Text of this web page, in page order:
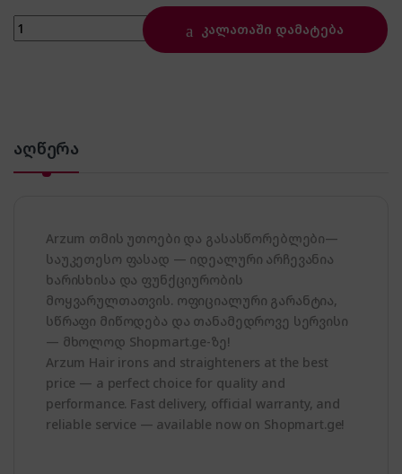
Arzum AR5051 quantity კალათაში დამატება
აღწერა
Arzum თმის უთოები და გასასწორებლები—
საუკეთესო ფასად — იდეალური არჩევანია
ხარისხისა და ფუნქციურობის
მოყვარულთათვის. ოფიციალური გარანტია,
სწრაფი მიწოდება და თანამედროვე სერვისი
— მხოლოდ Shopmart.ge-ზე!
Arzum Hair irons and straighteners at the best
price — a perfect choice for quality and
performance. Fast delivery, official warranty, and
reliable service — available now on Shopmart.ge!